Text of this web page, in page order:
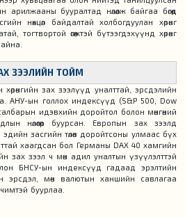
бууралтад нөлөөлж байгаа бөгөөд
нөхцөл байдалтай холбогдуулан хөрөнгө
тогтвортой өгөөжтэй бүтээгдэхүүнд хөрөнгө
ЗЭЭЛИЙН ТОЙМ
хөрөнгийн зах зээлүүд уналттай, эрсдэлийн
АНУ-ын голлох индексүүд (S&P 500, Dow
идэвхийн доройтол болон мөнгөний
нөлөөгөөр буурсан. Европын зах зээлд
засгийн төлөв доройтсоны улмаас бүх
хаагдсан бол Германы DAX 40 хамгийн
зах зээл ч мөн адил уналтын үзүүлэлттэй
БНСУ-ын индексүүд гадаад эрэлтийн
эрсдэл, мөн валютын ханшийн савлагаа
буурлаа.